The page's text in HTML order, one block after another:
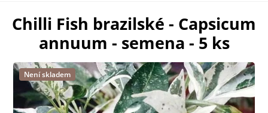
Chilli Fish brazilské - Capsicum
annuum - semena - 5 ks
Není skladem